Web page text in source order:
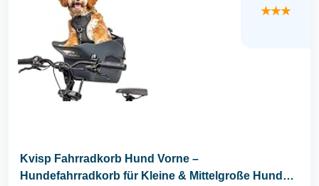
★★★
Kvisp Fahrradkorb Hund Vorne –
Hundefahrradkorb für Kleine & Mittelgroße Hunde